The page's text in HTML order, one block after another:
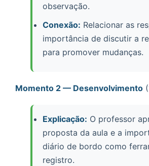
observação.
Conexão: Relacionar as
importância de discutir a
para promover mudanças.
Momento 2 — Desenvolvimento
Explicação: O professor
proposta da aula e a
diário de bordo como
registro.